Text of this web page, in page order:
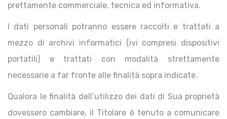
prettamente commerciale, tecnica ed informativa.
I dati personali potranno essere raccolti e trattati a
mezzo di archivi informatici (ivi compresi dispositivi
portatili) e trattati con modalità strettamente
necessarie a far fronte alle finalità sopra indicate.
Qualora le finalità dell’utilizzo dei dati di Sua proprietà
dovessero cambiare, il Titolare è tenuto a comunicare